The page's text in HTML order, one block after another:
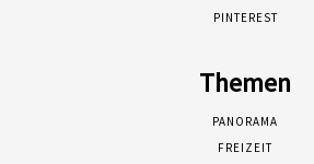
PINTEREST
Themen
PANORAMA
FREIZEIT